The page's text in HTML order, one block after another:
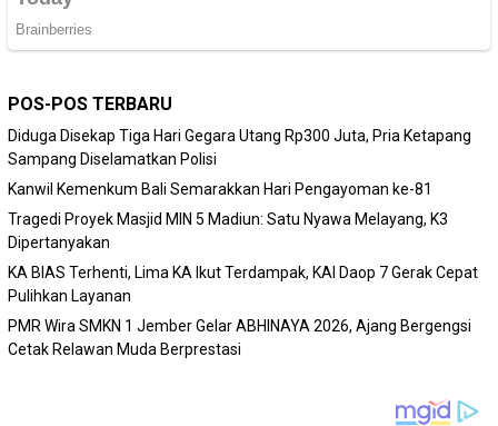
POS-POS TERBARU
Diduga Disekap Tiga Hari Gegara Utang Rp300 Juta, Pria Ketapang
Sampang Diselamatkan Polisi
Kanwil Kemenkum Bali Semarakkan Hari Pengayoman ke-81
Tragedi Proyek Masjid MIN 5 Madiun: Satu Nyawa Melayang, K3
Dipertanyakan
KA BIAS Terhenti, Lima KA Ikut Terdampak, KAI Daop 7 Gerak Cepat
Pulihkan Layanan
PMR Wira SMKN 1 Jember Gelar ABHINAYA 2026, Ajang Bergengsi
Cetak Relawan Muda Berprestasi